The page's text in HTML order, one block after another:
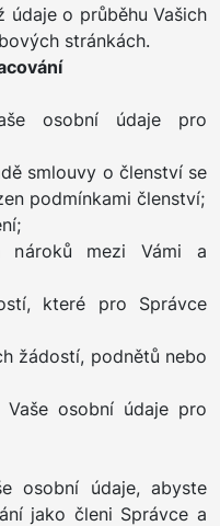
o průběhu Vašich
stránkách.
osobní údaje pro
smlouvy o členství se
podmínkami členství;
nároků mezi Vámi a
které pro Správce
žádostí, podnětů nebo
Vaše osobní údaje pro
osobní údaje, abyste
jako členi Správce a